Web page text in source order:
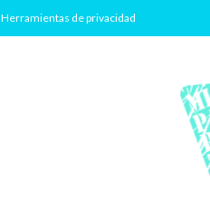
Herramientas de privacidad